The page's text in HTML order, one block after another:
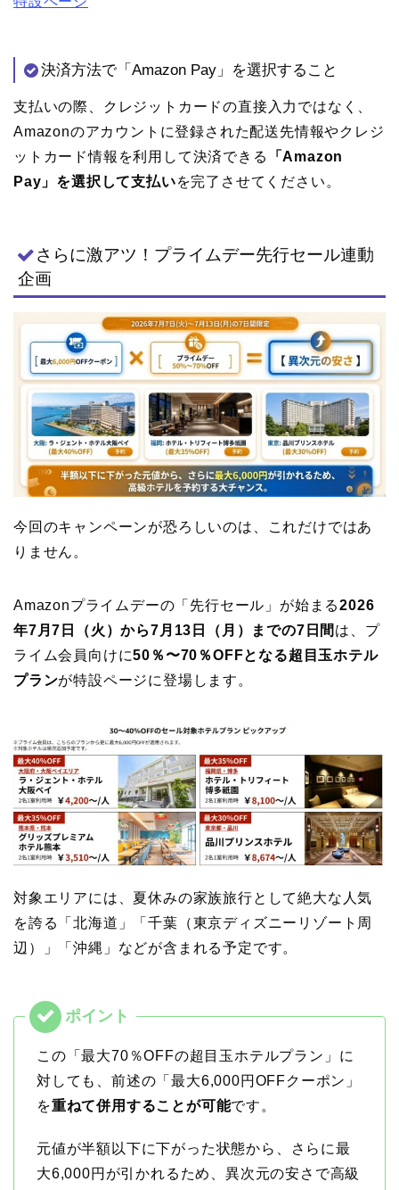
決済方法で「Amazon Pay」を選択すること
支払いの際、クレジットカードの直接入力ではなく、
Amazonのアカウントに登録された配送先情報やクレジ
ットカード情報を利用して決済できる
「Amazon
Pay」を選択して支払いを完了させてください。
さらに激アツ！プライムデー先行セール連動
企画
今回のキャンペーンが恐ろしいのは、これだけではあ
りません。
Amazonプライムデーの「先行セール」が始まる2026
年7月7日（火）から7月13日（月）までの7日間 は、プ
ライム会員向けに50％〜70％OFFとなる超目玉ホテル
プランが特設ページに登場します。
対象エリアには、夏休みの家族旅行として絶大な人気
を誇る「北海道」「千葉（東京ディズニーリゾート周
辺）」「沖縄」などが含まれる予定です。
この「最大70％OFFの超目玉ホテルプラン」に
対しても、前述の「最大6,000円OFFクーポン」
を重ねて併用することが可能です。
元値が半額以下に下がった状態から、さらに最
大6,000円が引かれるため、異次元の安さで高級